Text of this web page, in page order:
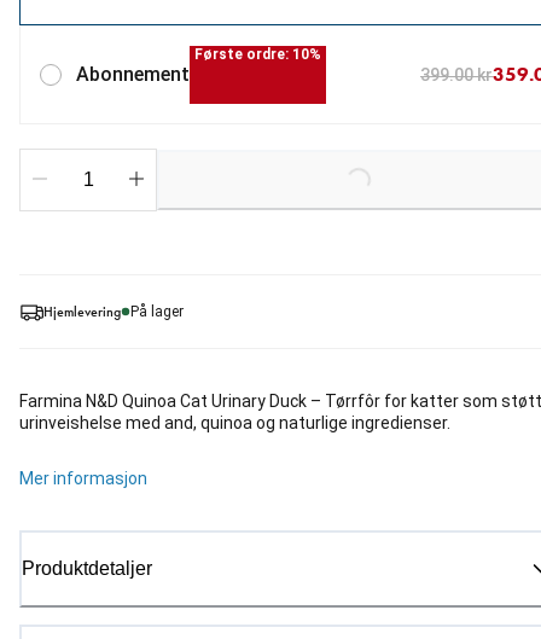
Hjemlevering På lager
Farmina N&D Quinoa Cat Urinary Duck – Tørrfôr for katter som
urinveishelse med and, quinoa og naturlige ingredienser.
Mer informasjon
Produktdetaljer
Abonnement
Første ordre: 10%
399.00 kr
Loading...